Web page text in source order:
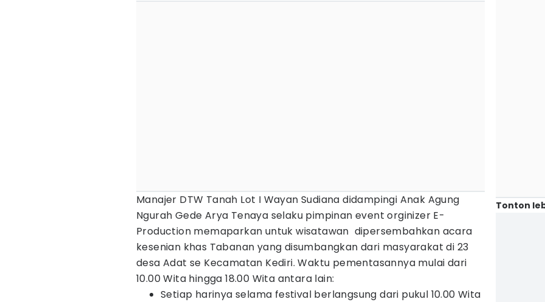
Manajer DTW Tanah Lot I Wayan Sudiana didampingi Anak Agung
Ngurah Gede Arya Tenaya selaku pimpinan event orginizer E-
Production memaparkan untuk wisatawan dipersembahkan acara
kesenian khas Tabanan yang disumbangkan dari masyarakat di 23
desa Adat se Kecamatan Kediri. Waktu pementasannya mulai dari
10.00 Wita hingga 18.00 Wita antara lain:
Setiap harinya selama festival berlangsung dari pukul 10.00 Wita
Tonton